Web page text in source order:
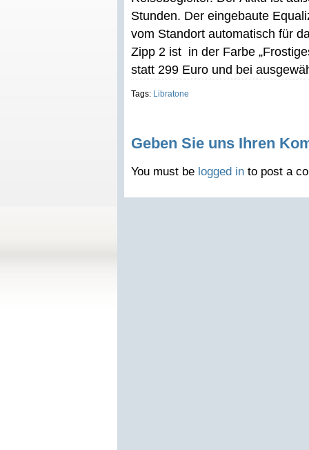
Stunden. Der eingebaute
vom Standort automatisch für
Zipp 2 ist in der Farbe
statt 299 Euro und bei
Tags: Libratone
Geben Sie uns Ihren
You must be logged in to post a